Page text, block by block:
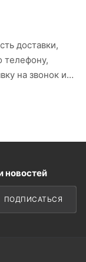
доставки,
телефону,
на звонок и
новостей
ПОДПИСАТЬСЯ